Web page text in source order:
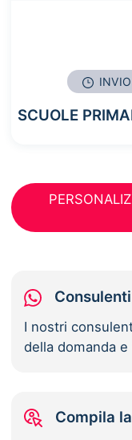
SCUOLE
I nostri
della domanda
Compila